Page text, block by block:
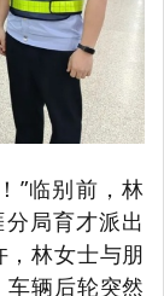
”临别前，林
局育才派出
林女士与朋
辆后轮突然